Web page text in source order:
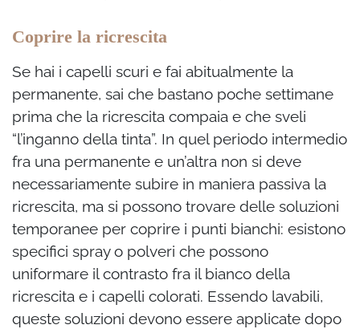
Coprire la ricrescita
Se hai i capelli scuri e fai abitualmente la
permanente, sai che bastano poche settimane
prima che la ricrescita compaia e che sveli
“l’inganno della tinta”. In quel periodo intermedio
fra una permanente e un’altra non si deve
necessariamente subire in maniera passiva la
ricrescita, ma si possono trovare delle soluzioni
temporanee per coprire i punti bianchi: esistono
specifici spray o polveri che possono
uniformare il contrasto fra il bianco della
ricrescita e i capelli colorati. Essendo lavabili,
queste soluzioni devono essere applicate dopo